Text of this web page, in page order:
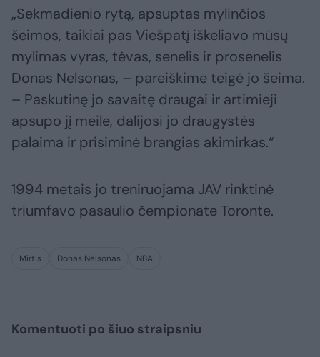
„Sekmadienio rytą, apsuptas mylinčios
šeimos, taikiai pas Viešpatį iškeliavo mūsų
mylimas vyras, tėvas, senelis ir prosenelis
Donas Nelsonas, – pareiškime teigė jo šeima.
– Paskutinę jo savaitę draugai ir artimieji
apsupo jį meile, dalijosi jo draugystės
palaima ir prisiminė brangias akimirkas.“
1994 metais jo treniruojama JAV rinktinė
triumfavo pasaulio čempionate Toronte.
Mirtis Donas Nelsonas NBA
Komentuoti po šiuo straipsniu